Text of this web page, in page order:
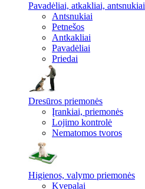
Pavadėliai, atkakliai, antsnukiai
Antsnukiai
Petnešos
Antkakliai
Pavadėliai
Priedai
Dresūros priemonės
Įrankiai, priemonės
Lojimo kontrolė
Nematomos tvoros
Higienos, valymo priemonės
Kvepalai